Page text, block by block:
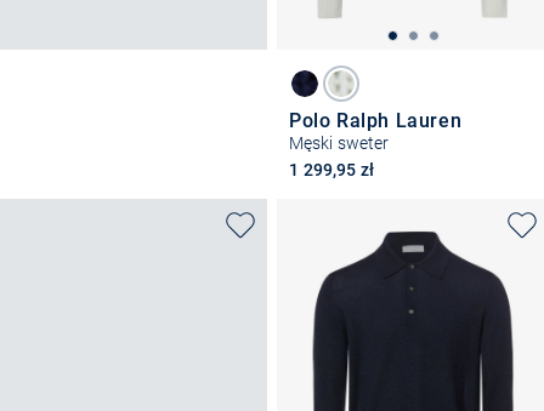
Polo Ralph Lauren
Męski sweter
1 299,95 zł